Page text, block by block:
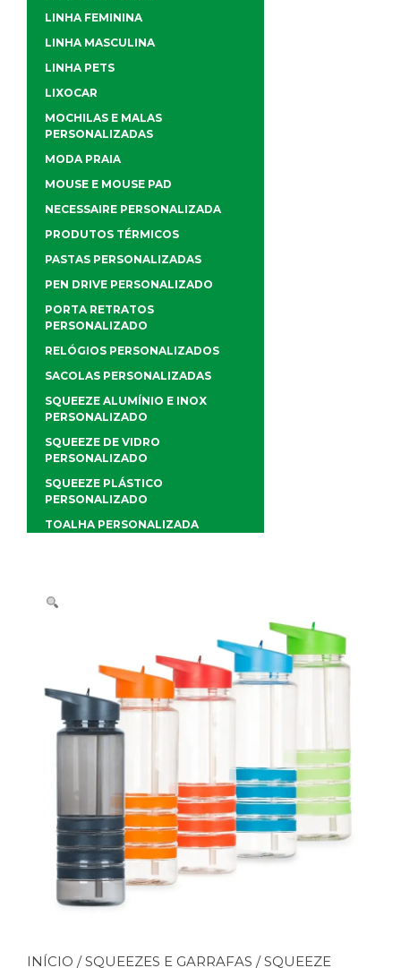
INÍCIO /SQUEEZES E GARRAFAS / SQUEEZE
LINHA FEMININA
LINHA MASCULINA
LINHA PETS
LIXOCAR
MOCHILAS E MALAS
PERSONALIZADAS
MODA PRAIA
MOUSE E MOUSE PAD
NECESSAIRE PERSONALIZADA
PRODUTOS TÉRMICOS
PASTAS PERSONALIZADAS
PEN DRIVE PERSONALIZADO
PORTA RETRATOS
PERSONALIZADO
RELÓGIOS PERSONALIZADOS
SACOLAS PERSONALIZADAS
SQUEEZE ALUMÍNIO E INOX
PERSONALIZADO
SQUEEZE DE VIDRO
PERSONALIZADO
SQUEEZE PLÁSTICO
PERSONALIZADO
TOALHA PERSONALIZADA